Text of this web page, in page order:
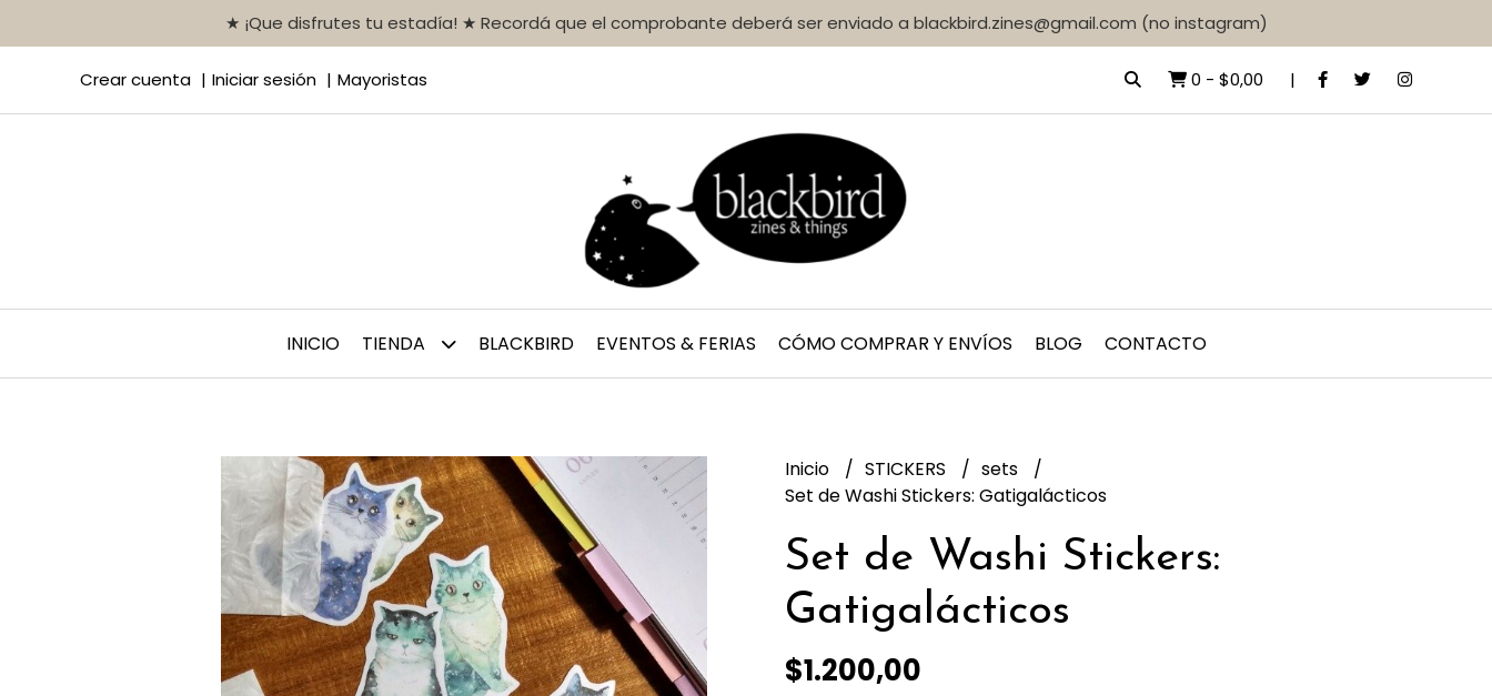
★ ¡Que disfrutes tu estadía! ★ Recordá que el comprobante deberá ser enviado a blackbird.zines@gmail.com (no instagram)
Crear cuenta Iniciar sesión Mayoristas 0 - $0,00
INICIO TIENDA BLACKBIRD EVENTOS & FERIAS CÓMO COMPRAR Y ENVÍOS BLOG CONTACTO
Inicio STICKERS
sets
Set de Washi Stickers: Gatigalácticos
Set de Washi Stickers:
Gatigalácticos
$1.200,00